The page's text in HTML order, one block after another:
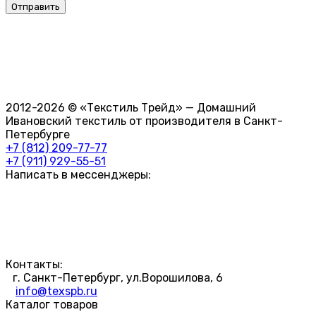
2012-2026 © «Текстиль Трейд» — Домашний
Ивановский текстиль от производителя в Санкт-
Петербурге
+7 (812) 209-77-77
+7 (911) 929-55-51
Написать в мессенджеры:
Контакты:
г. Санкт-Петербург, ул.Ворошилова, 6
info@texspb.ru
Каталог товаров